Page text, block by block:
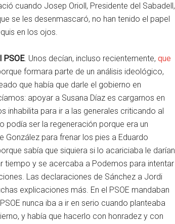
cuando Josep Orioll, Presidente del Sabadell,
se les desenmascaró, no han tenido el papel
en los ojos.
PSOE. Unos decían, incluso recientemente, que
formara parte de un análisis ideológico,
que había que darle el gobierno en
apoyar a Susana Díaz es cargarnos en
inhabilita para ir a las generales criticando al
podía ser la regeneración porque era un
González para frenar los pies a Eduardo
sabía que siquiera si lo acariciaba le darían
tiempo y se acercaba a Podemos para intentar
Las declaraciones de Sánchez a Jordi
explicaciones más. En el PSOE mandaban
nunca iba a ir en serio cuando planteaba
y había que hacerlo con honradez y con